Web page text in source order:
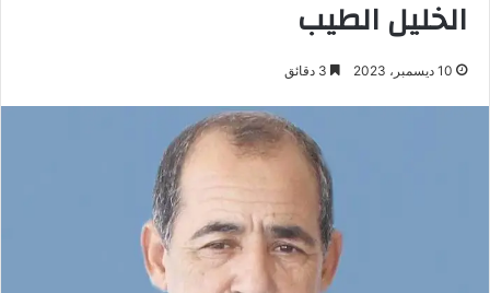
الخليل الطيب
10 ديسمبر، 2023